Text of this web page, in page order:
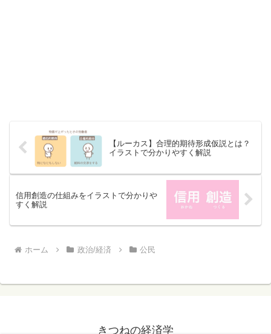
【ルーカス】合理的期待形成仮説とは？
イラストで分かりやすく解説
信用創造の仕組みをイラストで分かりや
すく解説
ホーム 政治/経済 公民
きつねの経済学